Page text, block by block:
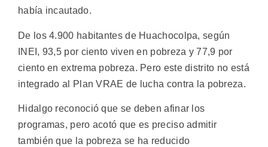
había incautado.
De los 4.900 habitantes de Huachocolpa, según
INEI, 93,5 por ciento viven en pobreza y 77,9 por
ciento en extrema pobreza. Pero este distrito no está
integrado al Plan VRAE de lucha contra la pobreza.
Hidalgo reconoció que se deben afinar los
programas, pero acotó que es preciso admitir
también que la pobreza se ha reducido